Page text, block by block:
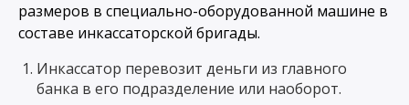
размеров в специально-оборудованной машине в
составе инкассаторской бригады.
Инкассатор перевозит деньги из главного
банка в его подразделение или наоборот.